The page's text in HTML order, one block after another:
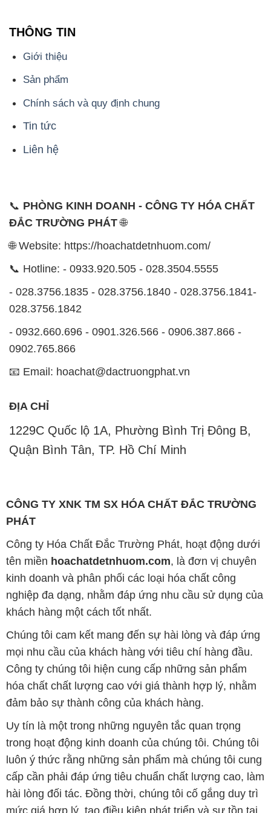
THÔNG TIN
Giới thiệu
Sản phẩm
Chính sách và quy định chung
Tin tức
Liên hệ
📞 PHÒNG KINH DOANH - CÔNG TY HÓA CHẤT
ĐẮC TRƯỜNG PHÁT🌐
🌐 Website: https://hoachatdetnhuom.com/
📞 Hotline: - 0933.920.505 - 028.3504.5555
- 028.3756.1835 - 028.3756.1840 - 028.3756.1841-
028.3756.1842
- 0932.660.696 - 0901.326.566 - 0906.387.866 -
0902.765.866
📧 Email: hoachat@dactruongphat.vn
ĐỊA CHỈ
1229C Quốc lộ 1A, Phường Bình Trị Đông B,
Quận Bình Tân, TP. Hồ Chí Minh
CÔNG TY XNK TM SX HÓA CHẤT ĐẮC TRƯỜNG
PHÁT
Công ty Hóa Chất Đắc Trường Phát, hoạt động dưới
tên miền hoachatdetnhuom.com, là đơn vị chuyên
kinh doanh và phân phối các loại hóa chất công
nghiệp đa dạng, nhằm đáp ứng nhu cầu sử dụng của
khách hàng một cách tốt nhất.
Chúng tôi cam kết mang đến sự hài lòng và đáp ứng
mọi nhu cầu của khách hàng với tiêu chí hàng đầu.
Công ty chúng tôi hiện cung cấp những sản phẩm
hóa chất chất lượng cao với giá thành hợp lý, nhằm
đảm bảo sự thành công của khách hàng.
Uy tín là một trong những nguyên tắc quan trọng
trong hoạt động kinh doanh của chúng tôi. Chúng tôi
luôn ý thức rằng những sản phẩm mà chúng tôi cung
cấp cần phải đáp ứng tiêu chuẩn chất lượng cao, làm
hài lòng đối tác. Đồng thời, chúng tôi cố gắng duy trì